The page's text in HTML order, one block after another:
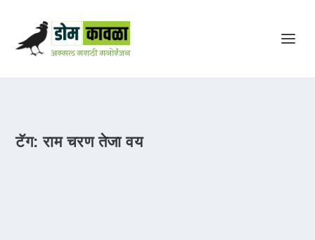
टॅग:राम चरण तेजा वय